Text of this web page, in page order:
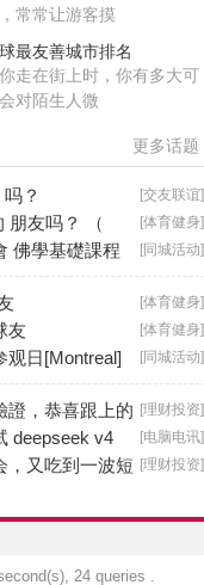
常常让游客摸
最友善城市排名
走在街上时，你有多大可
对陌生人微
更多话题
[交友联谊]
？
[体育健身]
朋友吗？ （
[同城活动]
佛學基礎課程
[体育健身]
[体育健身]
友
[同城活动]
观日[Montreal]
[理财投资]
證，恭喜跟上的
[电脑电讯]
deepseek v4
[理财投资]
，又吃到一波短
24 queries .